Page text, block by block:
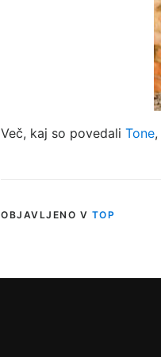
Več, kaj so povedali Tone,
OBJAVLJENO V TOP